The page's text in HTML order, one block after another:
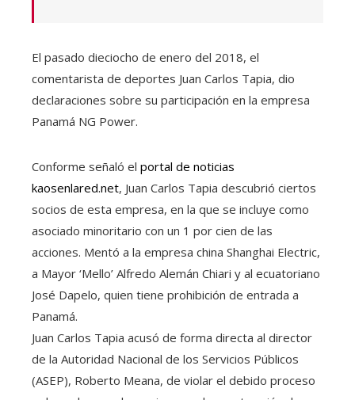
El pasado dieciocho de enero del 2018, el
comentarista de deportes Juan Carlos Tapia, dio
declaraciones sobre su participación en la empresa
Panamá NG Power.
Conforme señaló el portal de noticias
kaosenlared.net, Juan Carlos Tapia descubrió ciertos
socios de esta empresa, en la que se incluye como
asociado minoritario con un 1 por cien de las
acciones. Mentó a la empresa china Shanghai Electric,
a Mayor ‘Mello’ Alfredo Alemán Chiari y al ecuatoriano
José Dapelo, quien tiene prohibición de entrada a
Panamá.
Juan Carlos Tapia acusó de forma directa al director
de la Autoridad Nacional de los Servicios Públicos
(ASEP), Roberto Meana, de violar el debido proceso